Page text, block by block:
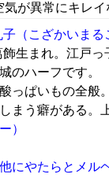
気が異常にキレ
子 （こざかいまる
飾生まれ。江戸っ
のハーフです。
っぱいもの全般
まう癖がある。
）
にやたらとメル